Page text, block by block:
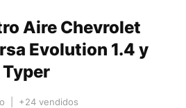
Aire Chevrolet
Evolution 1.4 y
Typer
| +24 vendidos